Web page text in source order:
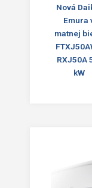
Nová
Emura
matnej
RXJ50A
kW